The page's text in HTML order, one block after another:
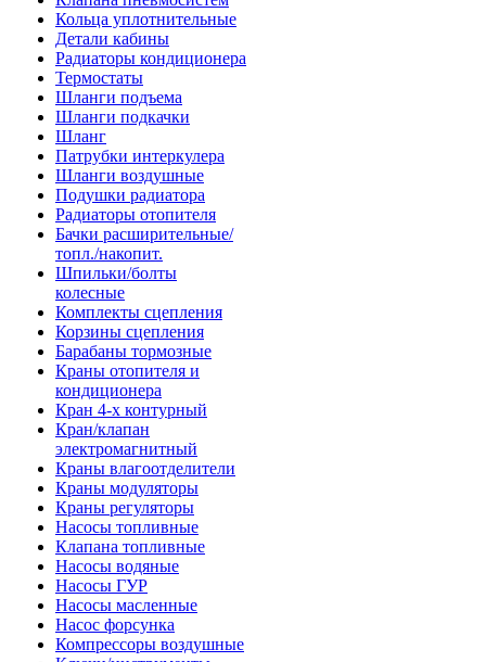
Кольца уплотнительные
Детали кабины
Радиаторы кондиционера
Термостаты
Шланги подъема
Шланги подкачки
Шланг
Патрубки интеркулера
Шланги воздушные
Подушки радиатора
Радиаторы отопителя
Бачки расширительные/
топл./накопит.
Шпильки/болты
колесные
Комплекты сцепления
Корзины сцепления
Барабаны тормозные
Краны отопителя и
кондиционера
Кран 4-х контурный
Кран/клапан
электромагнитный
Краны влагоотделители
Краны модуляторы
Краны регуляторы
Насосы топливные
Клапана топливные
Насосы водяные
Насосы ГУР
Насосы масленные
Насос форсунка
Компрессоры воздушные